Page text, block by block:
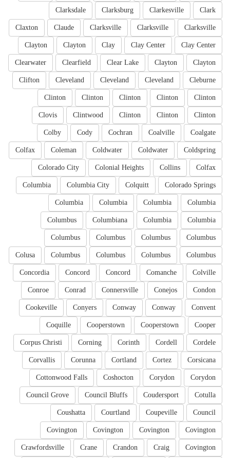
Clark
Clarkesville
Clarksburg
Clarksdale
Clarksville
Clarksville
Clarksville
Claude
Claxton
Clay Center
Clay Center
Clay
Clayton
Clayton
Clayton
Clayton
Clear Lake
Clearfield
Clearwater
Cleburne
Cleveland
Cleveland
Cleveland
Clifton
Clinton
Clinton
Clinton
Clinton
Clinton
Clinton
Clinton
Clinton
Clintwood
Clovis
Coalgate
Coalville
Cochran
Cody
Colby
Coldspring
Coldwater
Coldwater
Coleman
Colfax
Colfax
Collins
Colonial Heights
Colorado City
Colorado Springs
Colquitt
Columbia City
Columbia
Columbia
Columbia
Columbia
Columbia
Columbia
Columbia
Columbiana
Columbus
Columbus
Columbus
Columbus
Columbus
Columbus
Columbus
Columbus
Columbus
Colusa
Colville
Comanche
Concord
Concord
Concordia
Condon
Conejos
Connersville
Conrad
Conroe
Convent
Conway
Conway
Conyers
Cookeville
Cooper
Cooperstown
Cooperstown
Coquille
Cordele
Cordell
Corinth
Corning
Corpus Christi
Corsicana
Cortez
Cortland
Corunna
Corvallis
Corydon
Corydon
Coshocton
Cottonwood Falls
Cotulla
Coudersport
Council Bluffs
Council Grove
Council
Coupeville
Courtland
Coushatta
Covington
Covington
Covington
Covington
Covington
Craig
Crandon
Crane
Crawfordsville